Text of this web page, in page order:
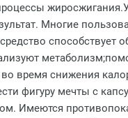
Многие
способствует
время снижения
фигуру мечты с
Имеются